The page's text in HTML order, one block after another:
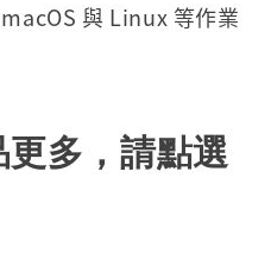
與 Linux 等作業
多，請點選